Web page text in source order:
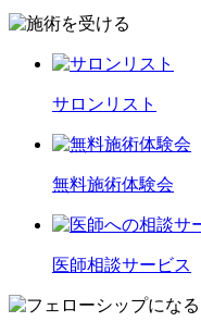
サロンリスト
無料施術体験会
医師相談サービス